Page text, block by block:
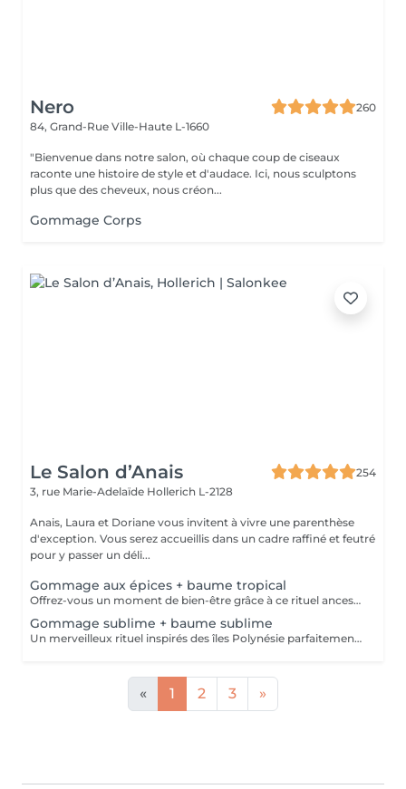
Nero
260
84, Grand-Rue Ville-Haute L-1660
"Bienvenue dans notre salon, où chaque coup de ciseaux
raconte une histoire de style et d'audace. Ici, nous sculptons
plus que des cheveux, nous créon...
Gommage Corps
Le Salon d’Anais
254
3, rue Marie-Adelaïde Hollerich L-2128
Anais, Laura et Doriane vous invitent à vivre une parenthèse
d'exception. Vous serez accueillis dans un cadre raffiné et feutré
pour y passer un déli...
Gommage aux épices + baume tropical
Offrez-vous un moment de bien-être grâce à ce rituel ancestral inspiré des recettes de beauté et soins de l'île de Java. Laissez-vous transporter par les délicates senteurs de ce soin énergisant à base d'épices et de sels de mer, et retrouvez une douce et satiné.
Gommage sublime + baume sublime
Un merveilleux rituel inspirés des îles Polynésie parfaitement adapté aux peaux même les plus sensibles. Cette préparation traditionnelle de Monoï, à base de fleurs de Tiaré macérées, de sucre, de poudre de noix de coco et de fruits de Noni, régénère la peau et éveille l'esprit.
« 1 2 3 »